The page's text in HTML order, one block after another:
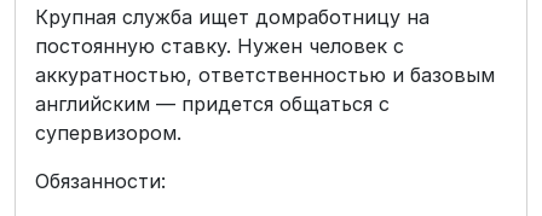
Крупная служба ищет домработницу на
постоянную ставку. Нужен человек с
аккуратностью, ответственностью и базовым
английским — придется общаться с
супервизором.
Обязанности: